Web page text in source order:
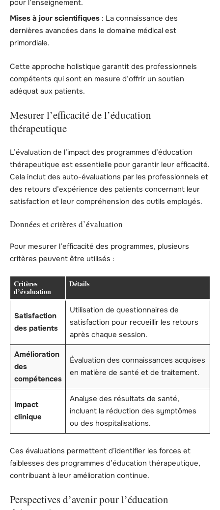
pour l’enseignement.
Mises à jour scientifiques : La connaissance des
dernières avancées dans le domaine médical est
primordiale.
Cette approche holistique garantit des professionnels
compétents qui sont en mesure d’offrir un soutien
adéquat aux patients.
Mesurer l’efficacité de l’éducation
thérapeutique
L’évaluation de l’impact des programmes d’éducation
thérapeutique est essentielle pour garantir leur efficacité.
Cela inclut des auto-évaluations par les professionnels et
des retours d’expérience des patients concernant leur
satisfaction et leur compréhension des outils employés.
Données et critères d’évaluation
Pour mesurer l’efficacité des programmes, plusieurs
critères peuvent être utilisés :
Critères
d’évaluation
Détails
Satisfaction
des patients
Utilisation de questionnaires de
satisfaction pour recueillir les retours
après chaque session.
Amélioration
des
compétences
Évaluation des connaissances acquises
en matière de santé et de traitement.
Impact
clinique
Analyse des résultats de santé,
incluant la réduction des symptômes
ou des hospitalisations.
Ces évaluations permettent d’identifier les forces et
faiblesses des programmes d’éducation thérapeutique,
contribuant à leur amélioration continue.
Perspectives d’avenir pour l’éducation